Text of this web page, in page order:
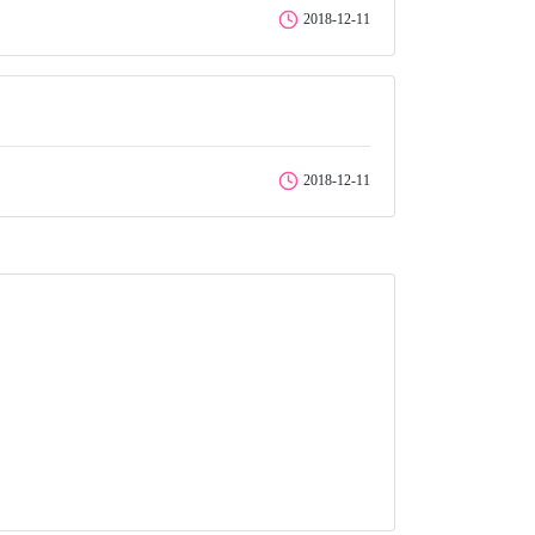
2018-12-11
2018-12-11